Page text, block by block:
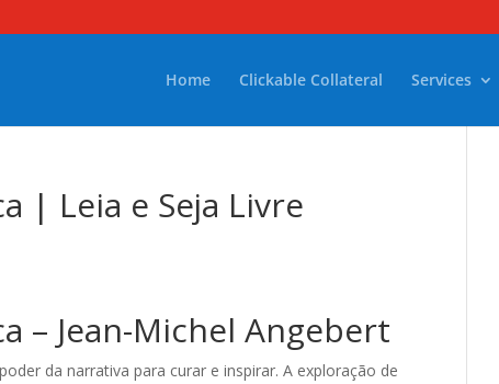
Home Clickable Collateral Services
| Leia e Seja Livre
– Jean-Michel Angebert
da narrativa para curar e inspirar. A exploração de